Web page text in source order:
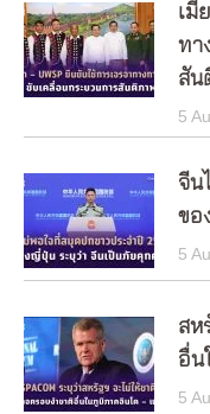
เมี
ทา
สัน
5
จีน
ขอ
5
สห
อื่น
5